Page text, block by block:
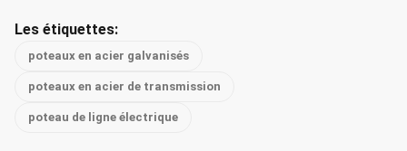
Les étiquettes:
poteaux en acier galvanisés
poteaux en acier de transmission
poteau de ligne électrique